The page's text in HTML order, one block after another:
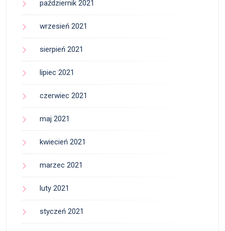
październik 2021
wrzesień 2021
sierpień 2021
lipiec 2021
czerwiec 2021
maj 2021
kwiecień 2021
marzec 2021
luty 2021
styczeń 2021